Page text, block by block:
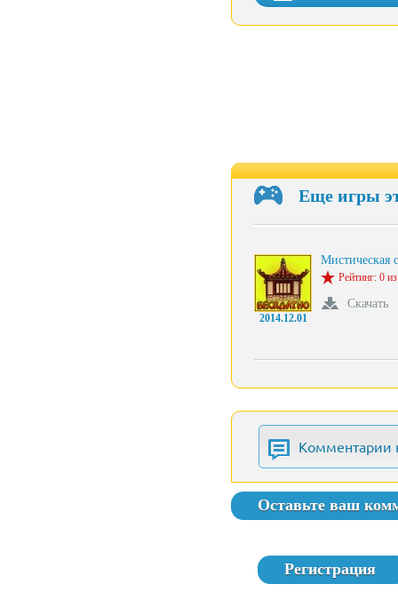
Еще игры
2014.12.01
Мистическая
Рейтинг: 0
Скачать
Комментарии
Оставьте ваш
Регистрация